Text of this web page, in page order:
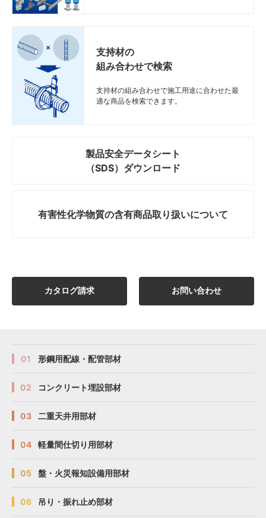
支持材の
組み合わせで検索
支持材の組み合わせで施工用途に合わせた最
適な商品を検索できます。
製品安全データシート
（SDS）ダウンロード
有害性化学物質の含有商品取り扱いについて
カタログ請求 お問い合わせ
01 形鋼用配線・配管部材
02 コンクリート埋設部材
03 二重天井用部材
04 軽量間仕切り用部材
05 盤・火災報知設備用部材
06 吊り・振れ止め部材